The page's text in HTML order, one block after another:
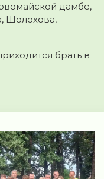
дамбе,
Шолохова,
брать в